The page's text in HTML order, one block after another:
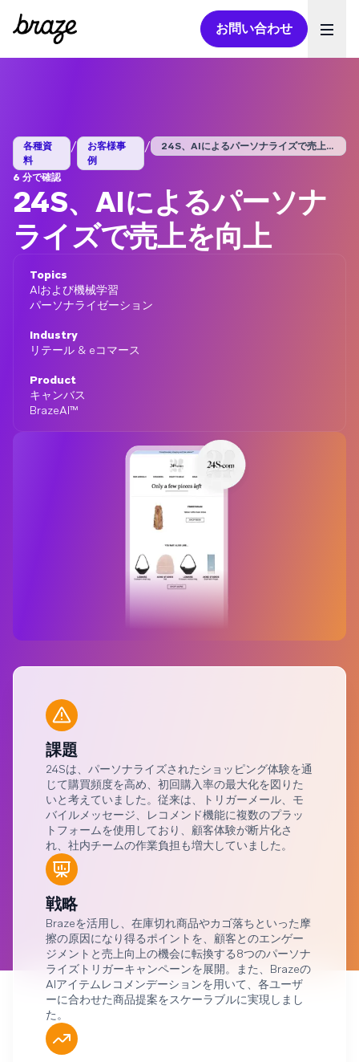
お問い合わせ
各種資
料
/
お客様事
例
/ 24S、AIによるパーソナライズで売上を...
6 分で確認
24S、AIによるパーソナ
ライズで売上を向上
Topics
AIおよび機械学習
パーソナライゼーション
Industry
リテール & eコマース
Product
キャンバス
BrazeAI™
課題
24Sは、パーソナライズされたショッピング体験を通
じて購買頻度を高め、初回購入率の最大化を図りた
いと考えていました。従来は、トリガーメール、モ
バイルメッセージ、レコメンド機能に複数のプラッ
トフォームを使用しており、顧客体験が断片化さ
れ、社内チームの作業負担も増大していました。
戦略
Brazeを活用し、在庫切れ商品やカゴ落ちといった摩
擦の原因になり得るポイントを、顧客とのエンゲー
ジメントと売上向上の機会に転換する8つのパーソナ
ライズトリガーキャンペーンを展開。また、Brazeの
AIアイテムレコメンデーションを用いて、各ユーザ
ーに合わせた商品提案をスケーラブルに実現しまし
た。